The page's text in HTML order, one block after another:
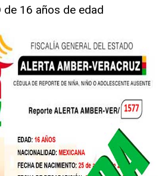
de 16 años de edad